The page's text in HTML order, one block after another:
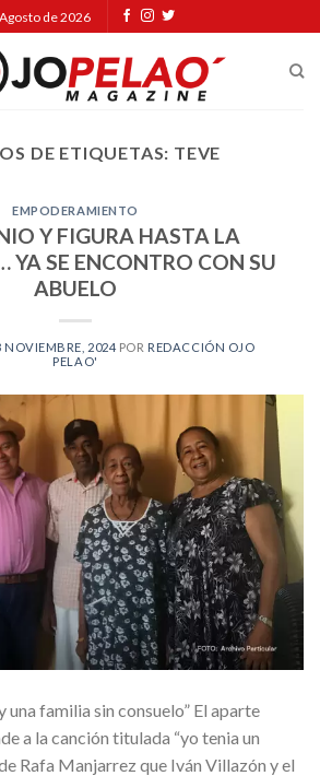
de 2026
DE ETIQUETAS: TEVE
EMPODERAMIENTO
Y FIGURA HASTA LA
YA SE ENCONTRO CON SU
ABUELO
NOVIEMBRE, 2024 POR REDACCIÓN OJO
PELAO'
una familia sin consuelo” El aparte
a la canción titulada “yo tenia un
Rafa Manjarrez que Iván Villazón y el